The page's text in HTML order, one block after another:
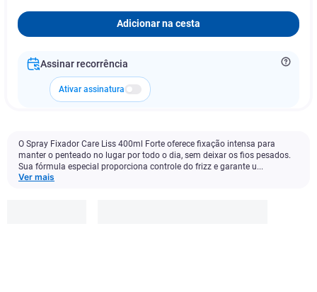
Adicionar na cesta
Assinar recorrência
Ativar assinatura
O Spray Fixador Care Liss 400ml Forte oferece fixação intensa para
manter o penteado no lugar por todo o dia, sem deixar os fios pesados.
Sua fórmula especial proporciona controle do frizz e garante u...
Ver mais